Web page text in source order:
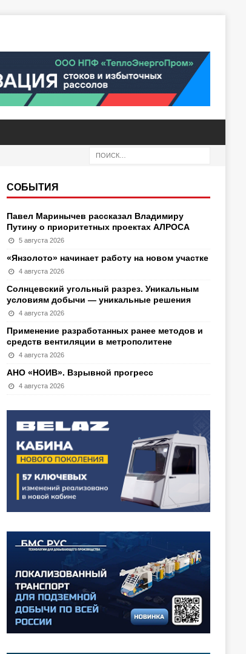
СОБЫТИЯ
Павел Маринычев рассказал Владимиру
Путину о приоритетных проектах АЛРОСА
5 августа 2026
«Янзолото» начинает работу на новом участке
4 августа 2026
Солнцевский угольный разрез. Уникальным
условиям добычи — уникальные решения
4 августа 2026
Применение разработанных ранее методов и
средств вентиляции в метрополитене
4 августа 2026
АНО «НОИВ». Взрывной прогресс
4 августа 2026